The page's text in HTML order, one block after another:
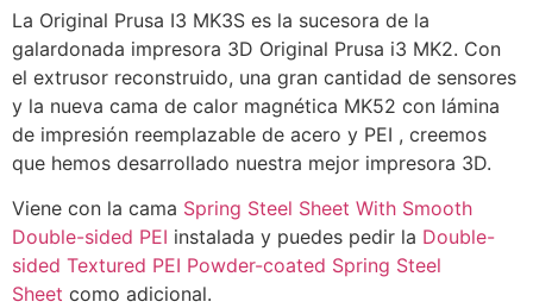
La Original Prusa I3 MK3S es la sucesora de la
galardonada impresora 3D Original Prusa i3 MK2. Con
el extrusor reconstruido, una gran cantidad de sensores
y la nueva cama de calor magnética MK52 con lámina
de impresión reemplazable de acero y PEI , creemos
que hemos desarrollado nuestra mejor impresora 3D.
Viene con la cama Spring Steel Sheet With Smooth
Double-sided PEI instalada y puedes pedir la Double-
sided Textured PEI Powder-coated Spring Steel
Sheet como adicional.